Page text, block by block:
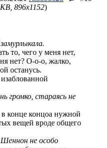
896x1152)
то, чего у меня нет,
нет? О-о-о, жалко,
останусь.
громко, стараясь не
в конце концоа нужной
вещей вроде общего
не особо